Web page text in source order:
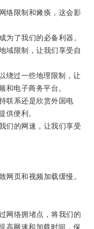
限制和瘫痪，这会影
了我们的必备利器。
限制，让我们享受自
过一些地理限制，让
和电子商务平台。
系还是欣赏外国电
供便利。
的网速，让我们享受
页和视频加载缓慢。
络拥堵点，将我们的
高网速和加载时间，保